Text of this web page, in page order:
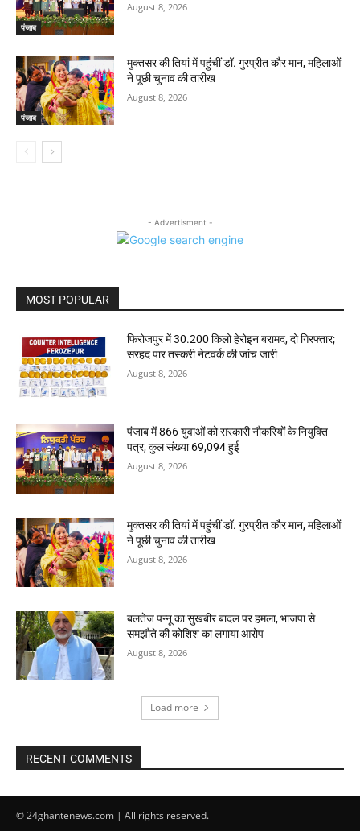
पंजाब
August 8, 2026
पंजाब
मुक्तसर की तियां में पहुंचीं डॉ. गुरप्रीत कौर मान, महिलाओं
ने पूछी चुनाव की तारीख
August 8, 2026
- Advertisment -
MOST POPULAR
फिरोजपुर में 30.200 किलो हेरोइन बरामद, दो गिरफ्तार;
सरहद पार तस्करी नेटवर्क की जांच जारी
August 8, 2026
पंजाब में 866 युवाओं को सरकारी नौकरियों के नियुक्ति
पत्र, कुल संख्या 69,094 हुई
August 8, 2026
मुक्तसर की तियां में पहुंचीं डॉ. गुरप्रीत कौर मान, महिलाओं
ने पूछी चुनाव की तारीख
August 8, 2026
बलतेज पन्नू का सुखबीर बादल पर हमला, भाजपा से
समझौते की कोशिश का लगाया आरोप
August 8, 2026
Load more
RECENT COMMENTS
© 24ghantenews.com | All rights reserved.